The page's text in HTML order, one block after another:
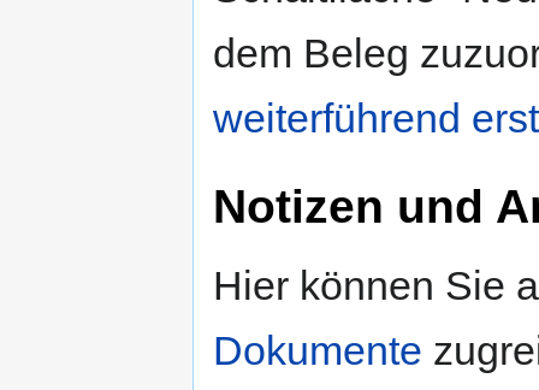
dem Beleg
weiterführend
Notizen und
Hier können Sie
Dokumente